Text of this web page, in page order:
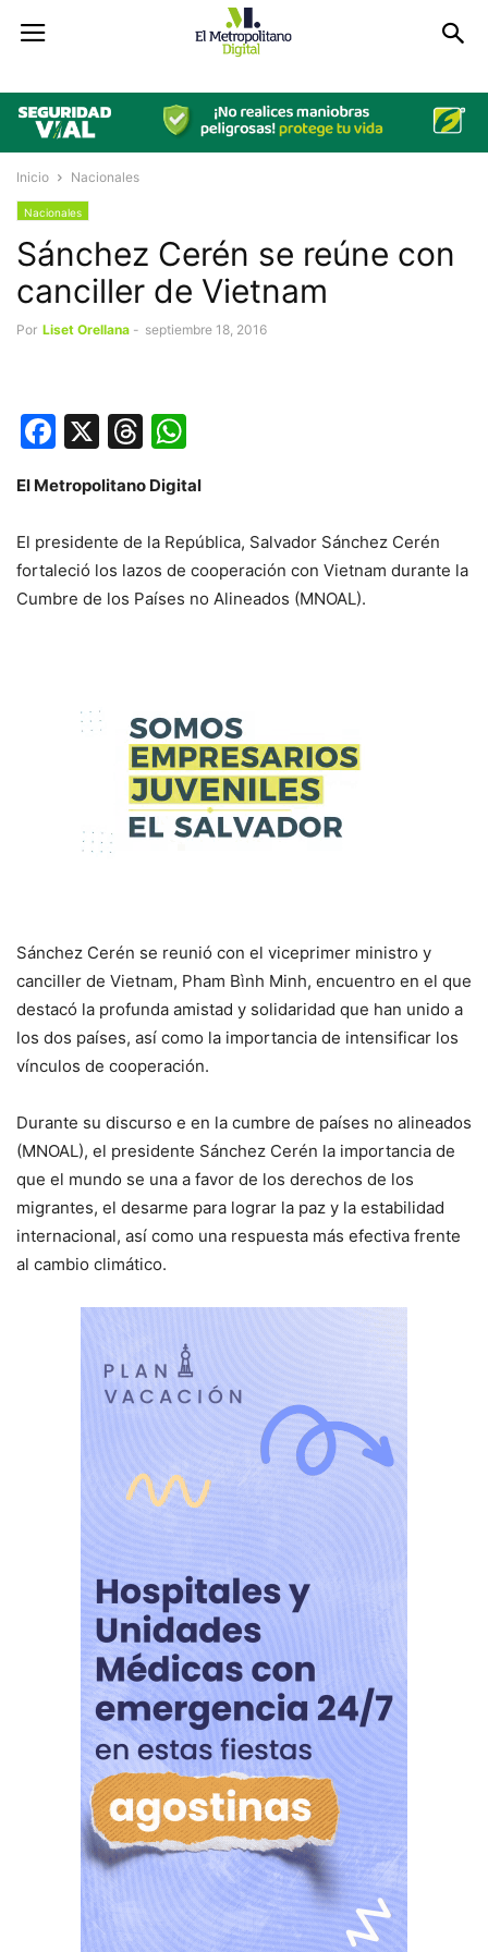
Inicio Nacionales
Nacionales
Sánchez Cerén se reúne con
canciller de Vietnam
Por Liset Orellana - septiembre 18, 2016
Facebook
X Threads
El Metropolitano Digital
El presidente de la República, Salvador Sánchez Cerén
fortaleció los lazos de cooperación con Vietnam durante la
Cumbre de los Países no Alineados (MNOAL).
Sánchez Cerén se reunió con el viceprimer ministro y
canciller de Vietnam, Pham Bình Minh, encuentro en el que
destacó la profunda amistad y solidaridad que han unido a
los dos países, así como la importancia de intensificar los
vínculos de cooperación.
Durante su discurso e en la cumbre de países no alineados
(MNOAL), el presidente Sánchez Cerén la importancia de
que el mundo se una a favor de los derechos de los
migrantes, el desarme para lograr la paz y la estabilidad
internacional, así como una respuesta más efectiva frente
al cambio climático.